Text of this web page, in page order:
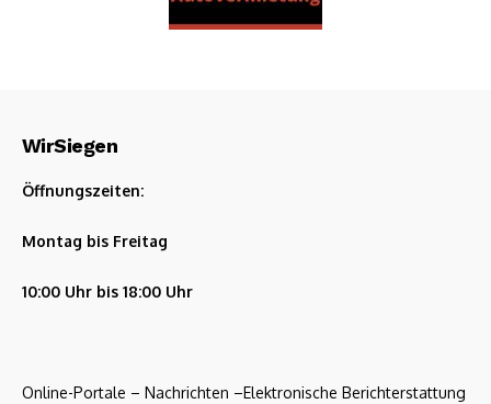
WirSiegen
Öffnungszeiten:
Montag bis Freitag
10:00 Uhr bis 18:00 Uhr
Online-Portale – Nachrichten –Elektronische Berichterstattung